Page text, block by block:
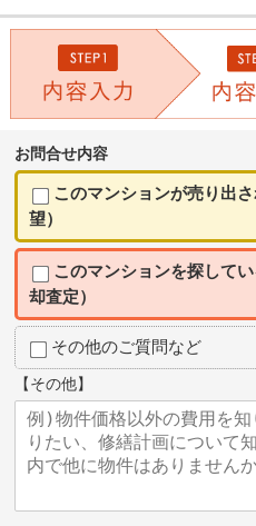
お問合せ内容
このマンションが売り出
望）
このマンションを探して
却査定）
その他のご質問など
【その他】